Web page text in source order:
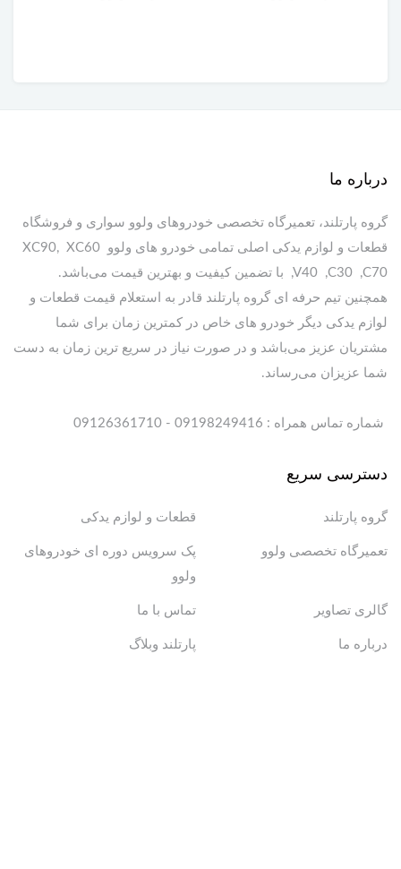
درباره ما
گروه پارتلند، تعمیرگاه تخصصی خودروهای ولوو سواری و فروشگاه
قطعات و لوازم یدکی اصلی تمامی خودرو های ولوو XC90, XC60
,V40 ,C30 ,C70 با تضمین کیفیت و بهترین قیمت می‌باشد.
همچنین تیم حرفه ای گروه پارتلند قادر به استعلام قیمت قطعات و
لوازم یدکی دیگر خودرو های خاص در کمترین زمان برای شما
مشتریان عزیز می‌باشد و در صورت نیاز در سریع ترین زمان به دست
شما عزیزان می‌رساند.
شماره تماس همراه : 09198249416 - 09126361710
دسترسی سریع
گروه پارتلند قطعات و لوازم یدکی
تعمیرگاه تخصصی ولوو
پک سرویس دوره ای خودروهای
ولوو
گالری تصاویر تماس با ما
درباره ما پارتلند وبلاگ